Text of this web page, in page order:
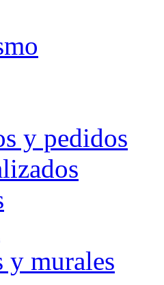
y pedidos
y murales